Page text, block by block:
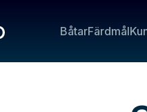
BåtarFärdmål